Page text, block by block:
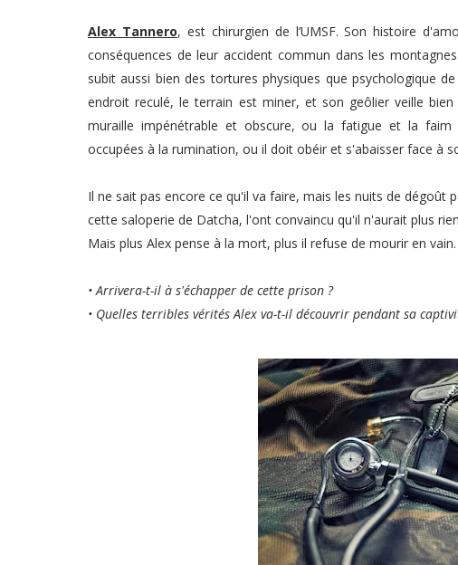
Alex Tannero, est chirurgien de l’UMSF. Son histoire
conséquences de leur accident commun dans les
subit aussi bien des tortures physiques que psychologique
endroit reculé, le terrain est miner, et son geôlier veille bien
muraille impénétrable et obscure, ou lafatigue et la faim
occupées à la rumination, ou il doit obéir et s'abaisser face à
Il ne sait pas encore ce qu'il va faire, mais les nuits de
cette saloperie de Datcha, l'ont convaincu qu'il n'aurait plus
Mais plus Alex pense à la mort, plus il refuse de mourir en vain.
• Arrivera-t-il à s'échapper de cette prison ?
• Quelles terribles véritésAlex va-t-il découvrir pendant sa